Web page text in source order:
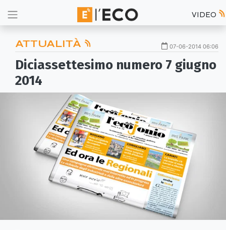
VIDEO
ATTUALITÀ 07-06-2014 06:06
Diciassettesimo numero 7 giugno
2014